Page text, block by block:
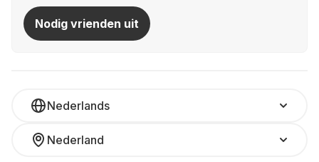
Nodig vrienden uit
Nederlands
Nederland